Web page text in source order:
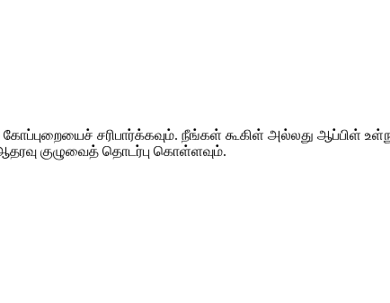
சரிபார்க்கவும். நீங்கள் கூகிள் அல்லது ஆப்பிள்
குழுவைத் தொடர்பு கொள்ளவும்.